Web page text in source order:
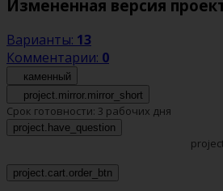
Измененная версия
Варианты: 13
Комментарии: 0
каменный
project.mirror.mirror_short
Срок готовности: 3 рабочих дня
project.have_question
project.cart.order_btn